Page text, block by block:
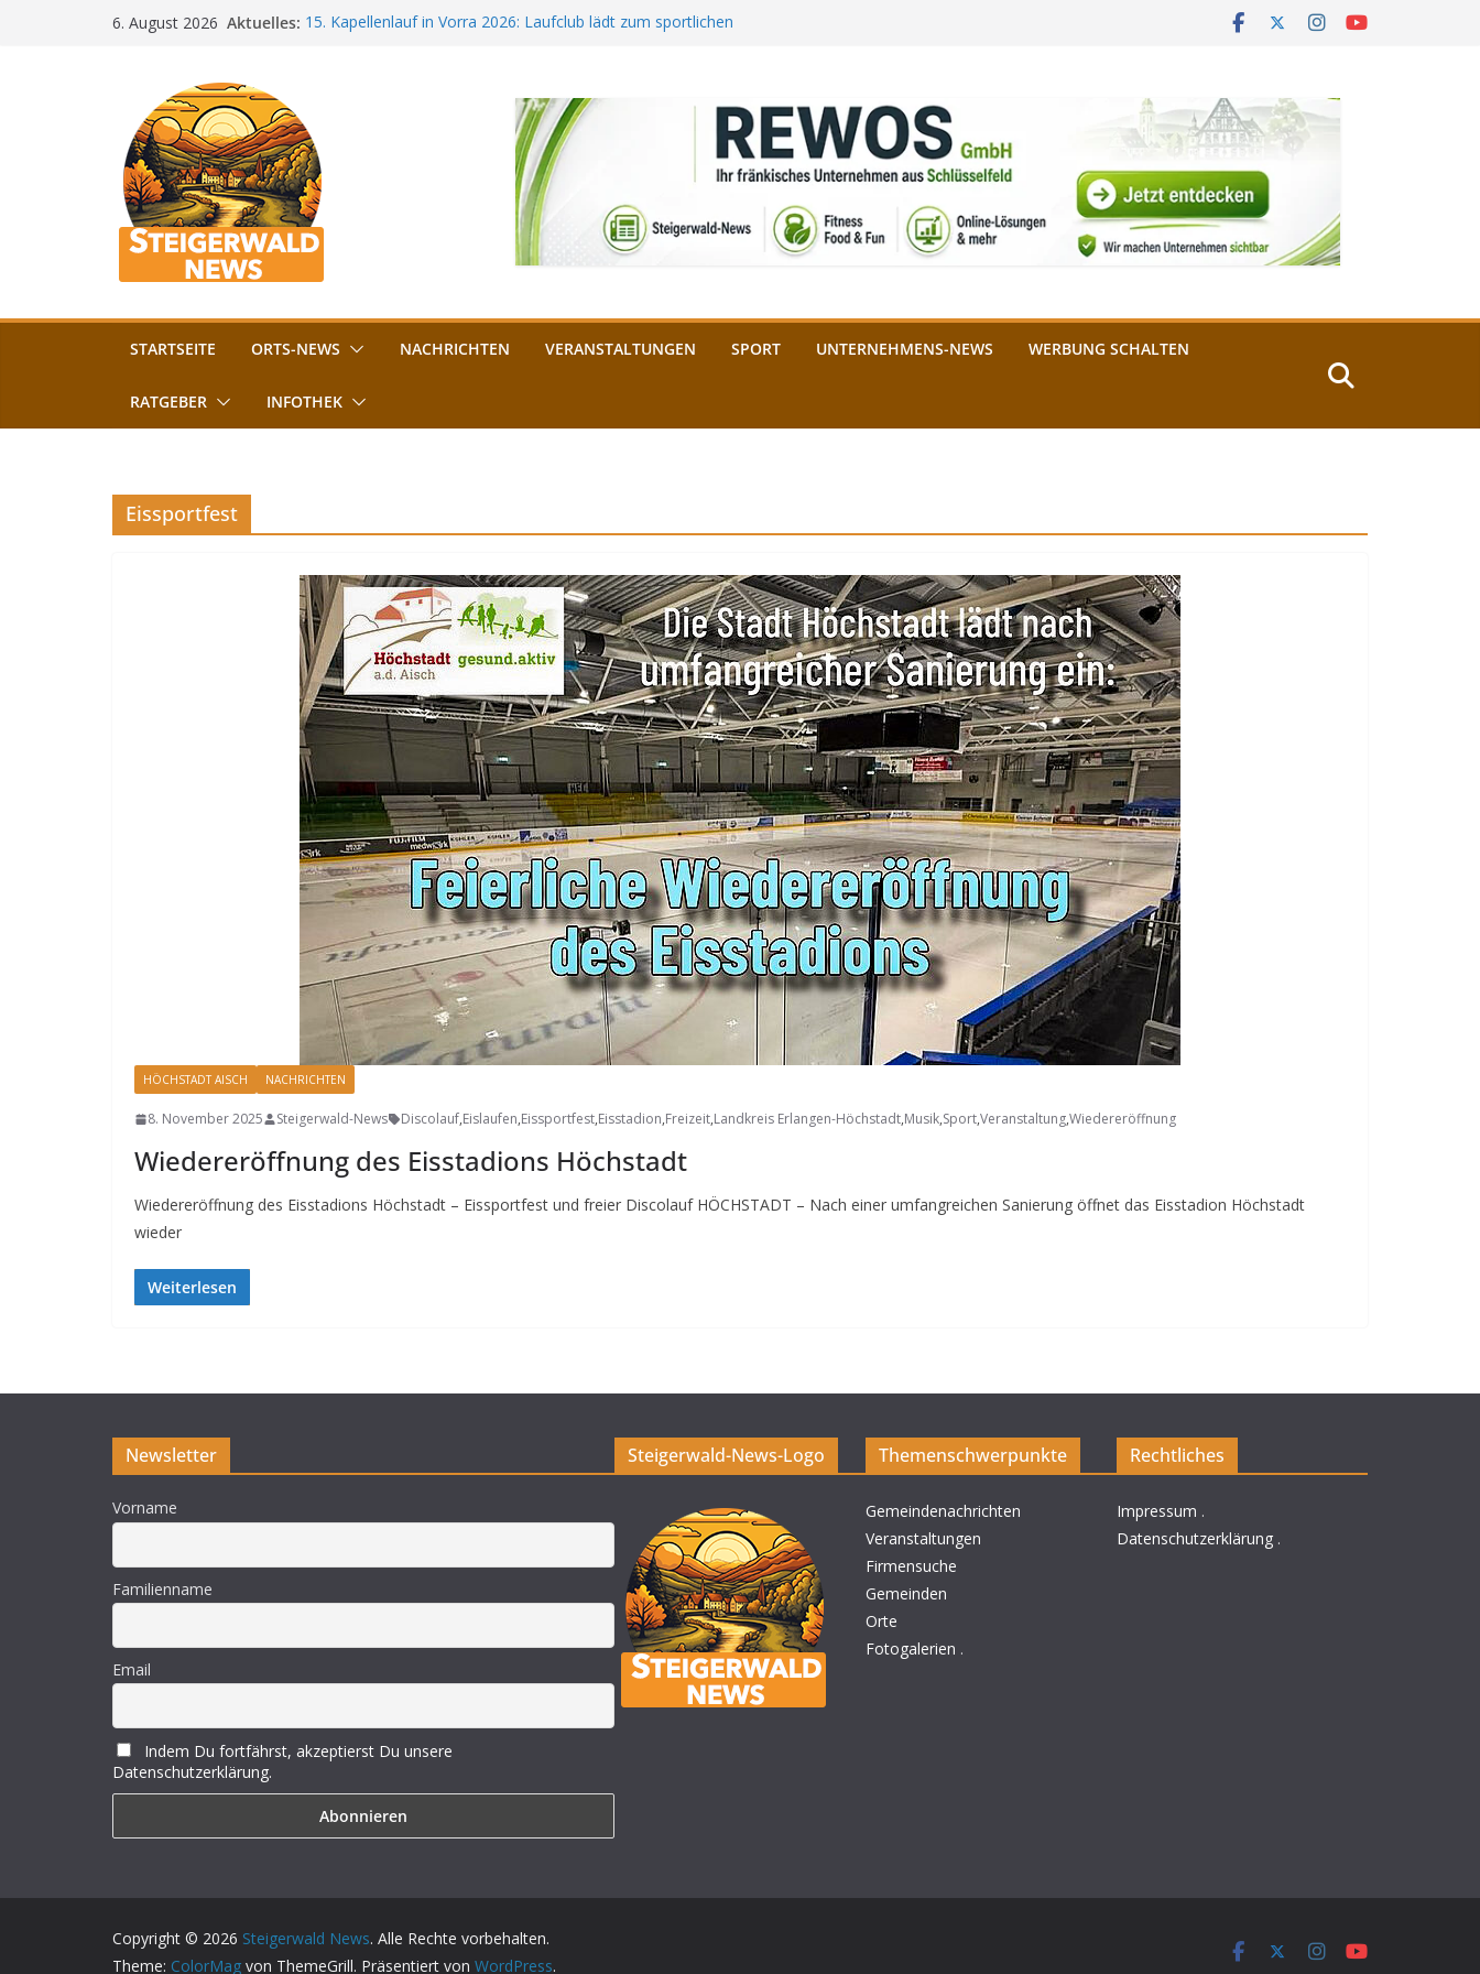
6. August 2026 Aktuelles: 15. Kapellenlauf in Vorra 2026: Laufclub lädt zum sportlichen
„Bamberger Böhnla“: Kaffee aus Bamberg unterstützt die
Lebenshilfe
Aschbacher Kerwa startet bald: Das ist heuer geboten
Vollsperrung am Friedhof in Schlüsselfeld: Kreuzung ab 3.
August gesperrt
STARTSEITE ORTS-NEWS NACHRICHTEN VERANSTALTUNGEN SPORT UNTERNEHMENS-NEWS WERBUNG SCHALTEN
RATGEBER INFOTHEK
Eissportfest
HÖCHSTADT AISCH NACHRICHTEN
8. November 2025 Steigerwald-News Discolauf,Eislaufen,Eissportfest,Eisstadion,Freizeit,Landkreis Erlangen-Höchstadt,Musik,Sport,Veranstaltung,Wiedereröffnung
Wiedereröffnung des Eisstadions Höchstadt
Wiedereröffnung des Eisstadions Höchstadt – Eissportfest und freier Discolauf HÖCHSTADT – Nach einer umfangreichen Sanierung öffnet das Eisstadion Höchstadt
wieder
Weiterlesen
Newsletter
Vorname
Familienname
Email
Indem Du fortfährst, akzeptierst Du unsere
Datenschutzerklärung.
Steigerwald-News-Logo Themenschwerpunkte
Gemeindenachrichten
Veranstaltungen
Firmensuche
Gemeinden
Orte
Fotogalerien .
Rechtliches
Impressum .
Datenschutzerklärung .
Copyright © 2026 Steigerwald News. Alle Rechte vorbehalten.
Theme: ColorMag von ThemeGrill. Präsentiert von WordPress.